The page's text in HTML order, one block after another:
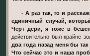
- А раз так, то и расскажи правду. Тогда я думал что это просто
единичный случай,
Черт дери, я тоже в
действительно был крайне
два года назад меня бы
Что сейчас это и наша